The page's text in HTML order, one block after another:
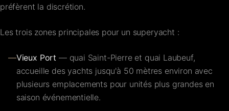
préfèrent la discrétion.
Les trois zones principales pour un superyacht :
—Vieux Port — quai Saint-Pierre et quai Laubeuf,
accueille des yachts jusqu'à 50 mètres environ avec
plusieurs emplacements pour unités plus grandes en
saison événementielle.